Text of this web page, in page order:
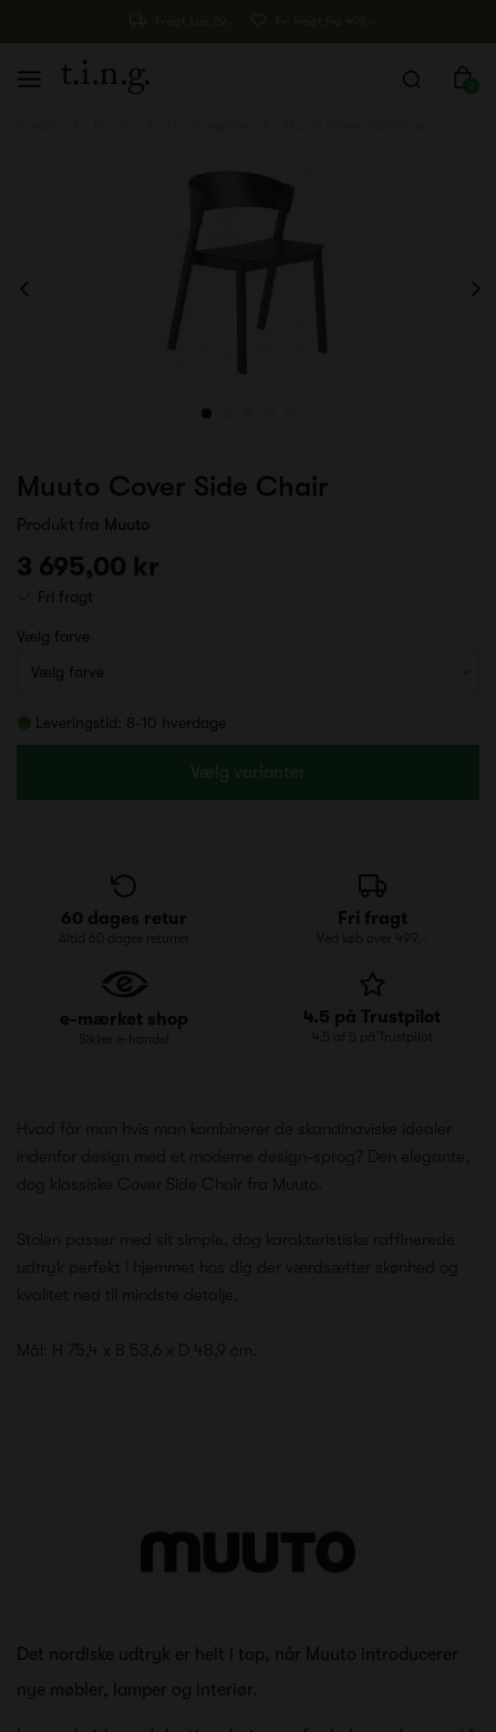
0
Muuto Cover Side Chair
Produkt fra Muuto
3 695,00 kr
Fri fragt
Vælg farve
Leveringstid: 8-10 hverdage
Vælg varianter
60 dages retur
Altid 60 dages returret
Fri fragt
Ved køb over 499,-
e-mærket shop
Sikker e-handel
4.5 på Trustpilot
4.5 af 5 på Trustpilot
Hvad får man hvis man kombinerer de skandinaviske idealer
indenfor design med et moderne design-sprog? Den elegante,
dog klassiske Cover Side Chair fra Muuto.
Stolen passer med sit simple, dog karakteristiske raffinerede
udtryk perfekt i hjemmet hos dig der værdsætter skønhed og
kvalitet ned til mindste detalje.
Mål: H 75,4 x B 53,6 x D 48,9 cm.
Det nordiske udtryk er helt i top, når Muuto introducerer
nye møbler, lamper og interiør.